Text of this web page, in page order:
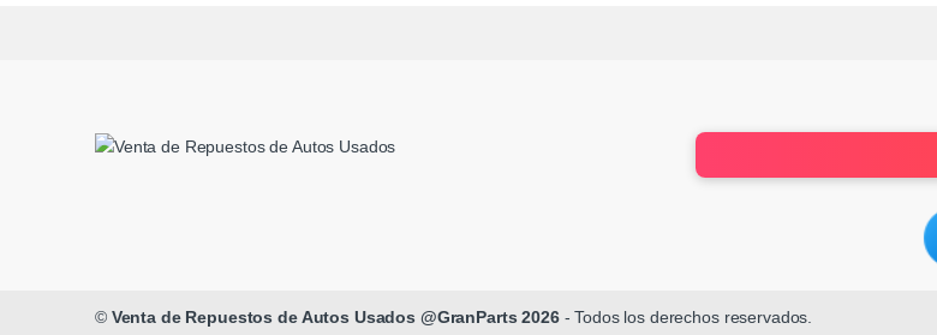
© Venta de Repuestos de Autos Usados @GranParts 2026- Todos los derechos reservados.